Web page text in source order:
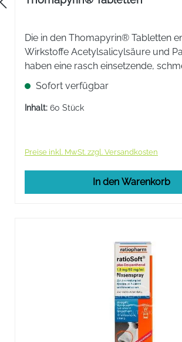
Die in den Thomapyrin® Tabletten
Wirkstoffe Acetylsalicylsäure und
haben eine rasch einsetzende,
fiebersenkende und
Wirkung. Rezeptfreies Arzneimittel.
Sofort verfügbar
Inhalt: 60 Stück
Preise inkl. MwSt. zzgl. Versandkosten
In den Warenkorb